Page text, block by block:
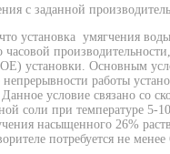
с заданной
установка умягчения
установки. Основным
непрерывности работы
условие связано со
соли при температуре 5-
насыщенного 26%
потребуется не менее